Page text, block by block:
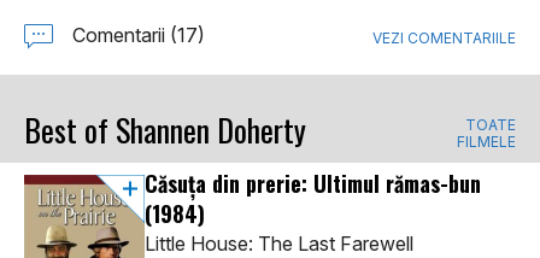
Comentarii (17) VEZI COMENTARIILE
Best of Shannen Doherty
TOATE
FILMELE
Căsuţa din prerie: Ultimul rămas-bun
(1984)
Little House: The Last Farewell